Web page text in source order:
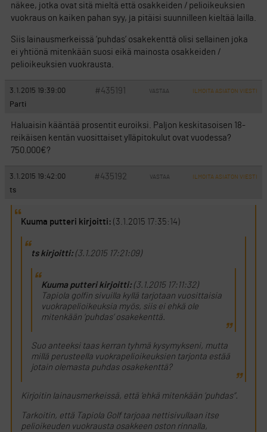
näkee, jotka ovat sitä mieltä että osakkeiden / pelioikeuksien
vuokraus on kaiken pahan syy, ja pitäisi suunnilleen kieltää lailla.
Siis lainausmerkeissä ’puhdas’ osakekenttä olisi sellainen joka
ei yhtiönä mitenkään suosi eikä mainosta osakkeiden /
pelioikeuksien vuokrausta.
3.1.2015 19:39:00 #435191 VASTAA ILMOITA ASIATON VIESTI
Parti
Haluaisin kääntää prosentit euroiksi. Paljon keskitasoisen 18-
reikäisen kentän vuosittaiset ylläpitokulut ovat vuodessa?
750.000€?
3.1.2015 19:42:00 #435192 VASTAA ILMOITA ASIATON VIESTI
ts
Kuuma putteri kirjoitti: (3.1.2015 17:35:14)
ts kirjoitti:(3.1.2015 17:21:09)
Kuuma putteri kirjoitti:(3.1.2015 17:11:32)
Tapiola golfin sivuilla kyllä tarjotaan vuosittaisia
vuokrapelioikeuksia myös, siis ei ehkä ole
mitenkään ’puhdas’ osakekenttä.
Suo anteeksi taas kerran tyhmä kysymykseni, mutta
millä perusteella vuokrapelioikeuksien tarjonta estää
jotain olemasta puhdas osakekenttä?
Kirjoitin lainausmerkeissä, että ’ehkä mitenkään ’puhdas”.
Tarkoitin, että Tapiola Golf tarjoaa nettisivullaan itse
pelioikeuden vuokrausta osakkeen oston rinnalla,